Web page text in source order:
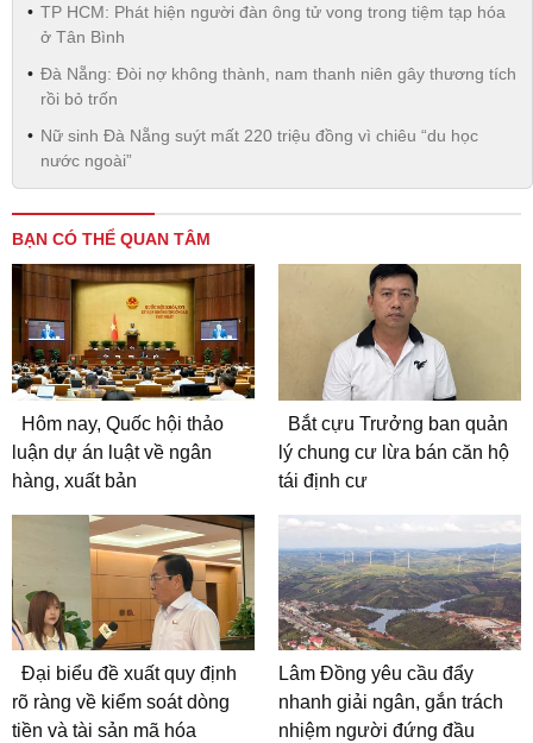
TP HCM: Phát hiện người đàn ông tử vong trong tiệm tạp hóa
ở Tân Bình
Đà Nẵng: Đòi nợ không thành, nam thanh niên gây thương tích
rồi bỏ trốn
Nữ sinh Đà Nẵng suýt mất 220 triệu đồng vì chiêu “du học
nước ngoài”
BẠN CÓ THỂ QUAN TÂM
Hôm nay, Quốc hội thảo
luận dự án luật về ngân
hàng, xuất bản
Bắt cựu Trưởng ban quản
lý chung cư lừa bán căn hộ
tái định cư
Đại biểu đề xuất quy định
rõ ràng về kiểm soát dòng
tiền và tài sản mã hóa
Lâm Đồng yêu cầu đẩy
nhanh giải ngân, gắn trách
nhiệm người đứng đầu